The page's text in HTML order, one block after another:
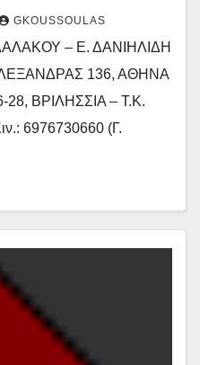
για
Η απόφαση
GKOUSSOULAS
– Ε. ΔΑΝΙΗΛΙΔΗ
136, ΑΘΗΝΑ
28, ΒΡΙΛΗΣΣΙΑ – Τ.Κ.
6976730660 (Γ.